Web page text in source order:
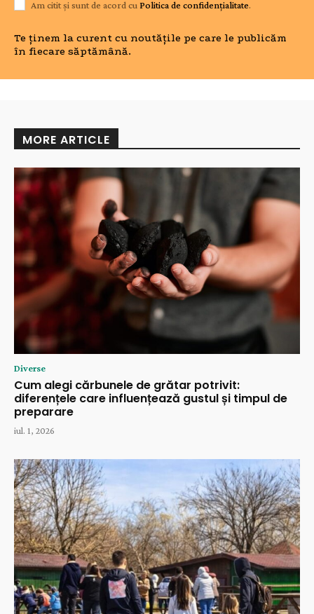
Am citit și sunt de acord cu Politica de confidențialitate.
Te ținem la curent cu noutățile pe care le publicăm
în fiecare săptămână.
MORE ARTICLE
Diverse
Cum alegi cărbunele de grătar potrivit:
diferențele care influențează gustul și timpul de
preparare
iul. 1, 2026